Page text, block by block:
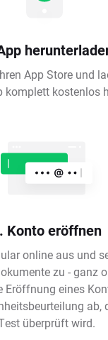
App Store und
komplett kostenlos
Konto eröffnen
online aus und
zu - ganz
Eröffnung eines
ab,
überprüft wird.